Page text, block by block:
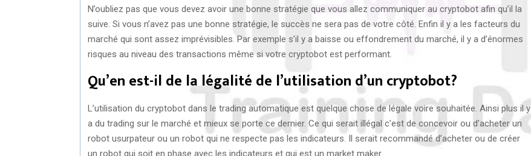
N’oubliez pas que vous devez avoir une bonne stratégie que vous allez communiquer au cryptobot afin qu’il la
suive. Si vous n’avez pas une bonne stratégie, le succès ne sera pas de votre côté. Enfin il y a les facteurs du
marché qui sont assez imprévisibles. Par exemple s’il y a baisse ou effondrement du marché, il y a d’énormes
risques au niveau des transactions même si votre cryptobot est performant.
Qu’en est-il de la légalité de l’utilisation d’un cryptobot?
L’utilisation du cryptobot dans le trading automatique est quelque chose de légale voire souhaitée. Ainsi plus il y
a du trading sur le marché et mieux se porte ce dernier. Ce qui serait illégal c’est de concevoir ou d’acheter un
robot usurpateur ou un robot qui ne respecte pas les indicateurs. Il serait recommandé d’acheter ou de créer
un robot qui soit en phase avec les indicateurs et qui est un market maker.